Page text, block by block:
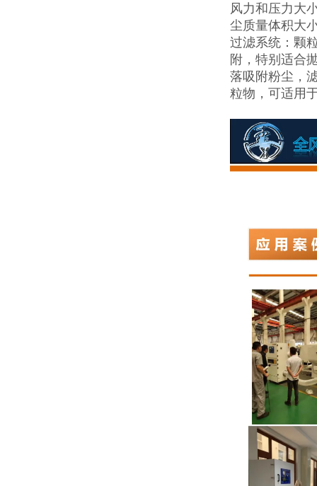
风力和压力大
尘质量体积大
过滤系统：颗
附，特别适合
落吸附粉尘，
粒物，可适用